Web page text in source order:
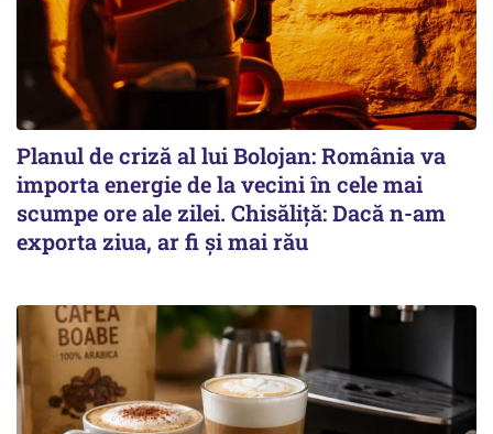
Planul de criză al lui Bolojan: România va
importa energie de la vecini în cele mai
scumpe ore ale zilei. Chisăliță: Dacă n-am
exporta ziua, ar fi și mai rău